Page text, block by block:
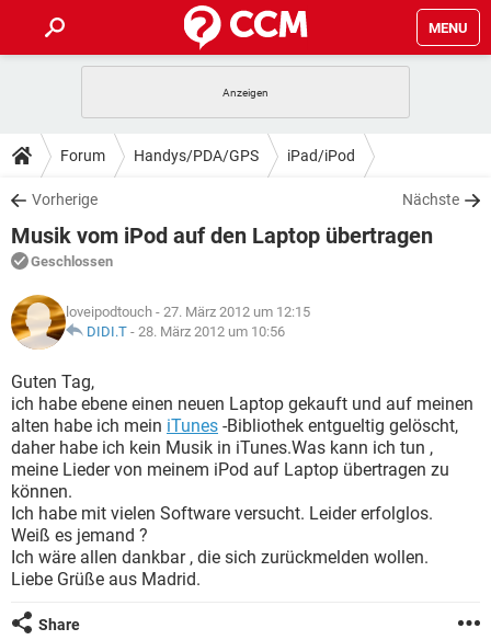
MENU
ANDROID IOS
WINDOWS 10
WHATSAPP TIKTOK
FACEBOOK
TIPPS & TRICKS
SPIELE STREAMING
WINDOWS 10
WHATSAPP
FACEBOOK HARDWARE
DOWNLOADS
SPIELE STREAMING
ANDROID
WINDOWS 10 INSTAGRAM
WHATSAPP
FACEBOOK
FORUM
SPIELE
ANDROID IOS
WHATSAPP TIKTOK
FACEBOOK HARDWARE
LEXIKON
SPIELE
ANDROID
WINDOWS 10 INSTAGRAM
WHATSAPP TIKTOK
FACEBOOK
Forum Handys/PDA/GPS iPad/iPod
Vorherige Nächste
Musik vom iPod auf den Laptop übertragen
Geschlossen
loveipodtouch - 27. März 2012 um 12:15
DIDI.T - 28. März 2012 um 10:56
Guten Tag,
ich habe ebene einen neuen Laptop gekauft und auf meinen
alten habe ich mein iTunes -Bibliothek entgueltig gelöscht,
daher habe ich kein Musik in iTunes.Was kann ich tun ,
meine Lieder von meinem iPod auf Laptop übertragen zu
können.
Ich habe mit vielen Software versucht. Leider erfolglos.
Weiß es jemand ?
Ich wäre allen dankbar , die sich zurückmelden wollen.
Liebe Grüße aus Madrid.
Share